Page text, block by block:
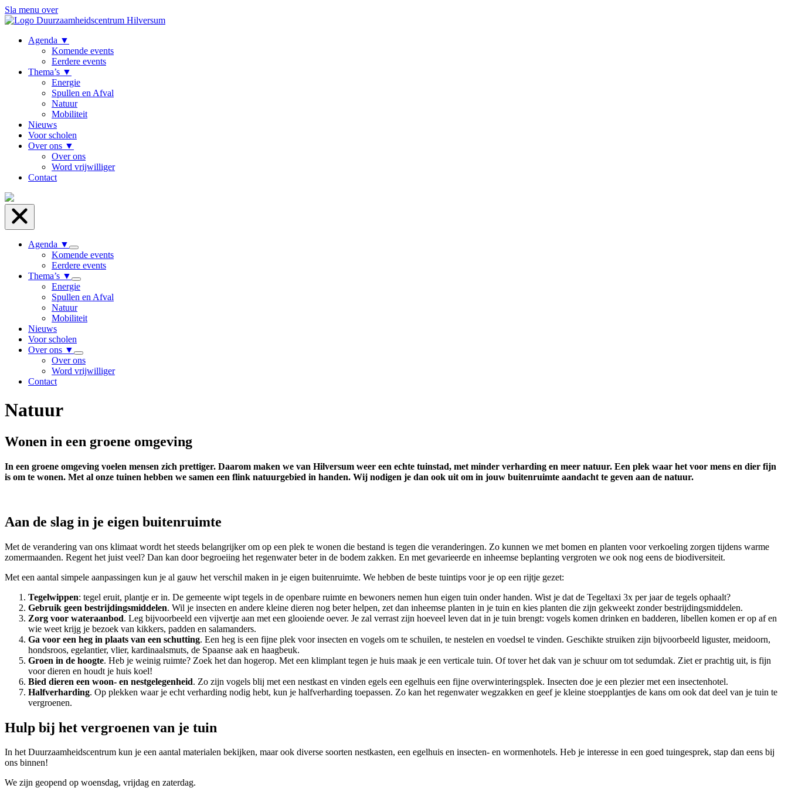
Sla menu over
Agenda ▼
Komende events
Eerdere events
Thema’s ▼
Energie
Spullen en Afval
Natuur
Mobiliteit
Nieuws
Voor scholen
Over ons ▼
Over ons
Word vrijwilliger
Contact
Agenda ▼
Komende events
Eerdere events
Thema’s ▼
Energie
Spullen en Afval
Natuur
Mobiliteit
Nieuws
Voor scholen
Over ons ▼
Over ons
Word vrijwilliger
Contact
Natuur
Wonen in een groene omgeving
In een groene omgeving voelen mensen zich prettiger. Daarom maken we van Hilversum weer een echte tuinstad, met minder verharding en meer natuur. Een plek waar het voor mens en dier fijn
is om te wonen. Met al onze tuinen hebben we samen een flink natuurgebied in handen. Wij nodigen je dan ook uit om in jouw buitenruimte aandacht te geven aan de natuur.
Aan de slag in je eigen buitenruimte
Met de verandering van ons klimaat wordt het steeds belangrijker om op een plek te wonen die bestand is tegen die veranderingen. Zo kunnen we met bomen en planten voor verkoeling zorgen tijdens warme
zomermaanden. Regent het juist veel? Dan kan door begroeiing het regenwater beter in de bodem zakken. En met gevarieerde en inheemse beplanting vergroten we ook nog eens de biodiversiteit.
Met een aantal simpele aanpassingen kun je al gauw het verschil maken in je eigen buitenruimte. We hebben de beste tuintips voor je op een rijtje gezet:
Tegelwippen: tegel eruit, plantje er in. De gemeente wipt tegels in de openbare ruimte en bewoners nemen hun eigen tuin onder handen. Wist je dat de Tegeltaxi 3x per jaar de tegels ophaalt?
Gebruik geen bestrijdingsmiddelen. Wil je insecten en andere kleine dieren nog beter helpen, zet dan inheemse planten in je tuin en kies planten die zijn gekweekt zonder bestrijdingsmiddelen.
Zorg voor wateraanbod. Leg bijvoorbeeld een vijvertje aan met een glooiende oever. Je zal verrast zijn hoeveel leven dat in je tuin brengt: vogels komen drinken en badderen, libellen komen er op af en
wie weet krijg je bezoek van kikkers, padden en salamanders.
Ga voor een heg in plaats van een schutting. Een heg is een fijne plek voor insecten en vogels om te schuilen, te nestelen en voedsel te vinden. Geschikte struiken zijn bijvoorbeeld liguster, meidoorn,
hondsroos, egelantier, vlier, kardinaalsmuts, de Spaanse aak en haagbeuk.
Groen in de hoogte. Heb je weinig ruimte? Zoek het dan hogerop. Met een klimplant tegen je huis maak je een verticale tuin. Of tover het dak van je schuur om tot sedumdak. Ziet er prachtig uit, is fijn
voor dieren en houdt je huis koel!
Bied dieren een woon- en nestgelegenheid. Zo zijn vogels blij met een nestkast en vinden egels een egelhuis een fijne overwinteringsplek. Insecten doe je een plezier met een insectenhotel.
Halfverharding. Op plekken waar je echt verharding nodig hebt, kun je halfverharding toepassen. Zo kan het regenwater wegzakken en geef je kleine stoepplantjes de kans om ook dat deel van je tuin te
vergroenen.
Hulp bij het vergroenen van je tuin
In het Duurzaamheidscentrum kun je een aantal materialen bekijken, maar ook diverse soorten nestkasten, een egelhuis en insecten- en wormenhotels. Heb je interesse in een goed tuingesprek, stap dan eens bij
ons binnen!
We zijn geopend op woensdag, vrijdag en zaterdag.